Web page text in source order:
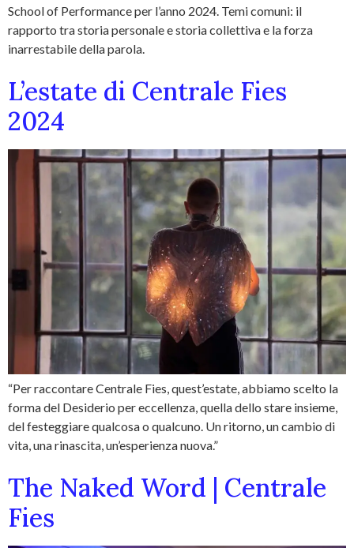
School of Performance per l’anno 2024. Temi comuni: il
rapporto tra storia personale e storia collettiva e la forza
inarrestabile della parola.
L’estate di Centrale Fies
2024
“Per raccontare Centrale Fies, quest’estate, abbiamo scelto la
forma del Desiderio per eccellenza, quella dello stare insieme,
del festeggiare qualcosa o qualcuno. Un ritorno, un cambio di
vita, una rinascita, un’esperienza nuova.”
The Naked Word | Centrale
Fies